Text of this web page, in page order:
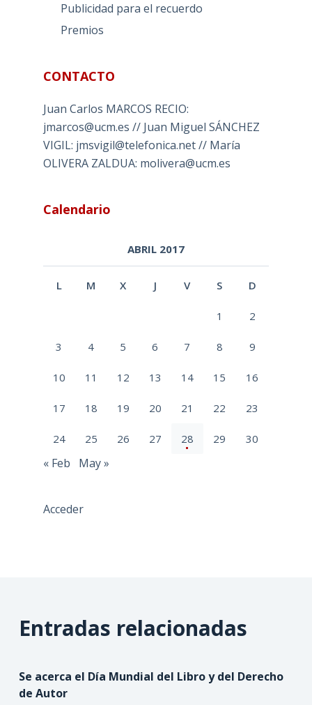
Publicidad para el recuerdo
Premios
CONTACTO
Juan Carlos MARCOS RECIO:
jmarcos@ucm.es // Juan Miguel SÁNCHEZ
VIGIL: jmsvigil@telefonica.net // María
OLIVERA ZALDUA: molivera@ucm.es
Calendario
ABRIL 2017
L M X J V S D
1 2
3 4 5 6 7 8 9
10 11 12 13 14 15 16
17 18 19 20 21 22 23
24 25 26 27 28 29 30
« Feb May »
Acceder
Entradas relacionadas
Se acerca el Día Mundial del Libro y del Derecho
de Autor